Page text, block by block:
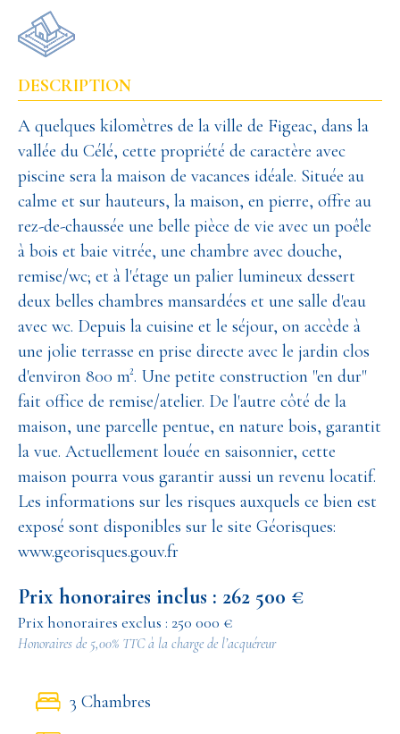
DESCRIPTION
A quelques kilomètres de la ville de Figeac, dans la
vallée du Célé, cette propriété de caractère avec
piscine sera la maison de vacances idéale. Située au
calme et sur hauteurs, la maison, en pierre, offre au
rez-de-chaussée une belle pièce de vie avec un poêle
à bois et baie vitrée, une chambre avec douche,
remise/wc; et à l'étage un palier lumineux dessert
deux belles chambres mansardées et une salle d'eau
avec wc. Depuis la cuisine et le séjour, on accède à
une jolie terrasse en prise directe avec le jardin clos
d'environ 800 m². Une petite construction "en dur"
fait office de remise/atelier. De l'autre côté de la
maison, une parcelle pentue, en nature bois, garantit
la vue. Actuellement louée en saisonnier, cette
maison pourra vous garantir aussi un revenu locatif.
Les informations sur les risques auxquels ce bien est
exposé sont disponibles sur le site Géorisques:
www.georisques.gouv.fr
Prix honoraires inclus : 262 500 €
Prix honoraires exclus : 250 000 €
Honoraires de 5,00% TTC à la charge de l’acquéreur
3 Chambres